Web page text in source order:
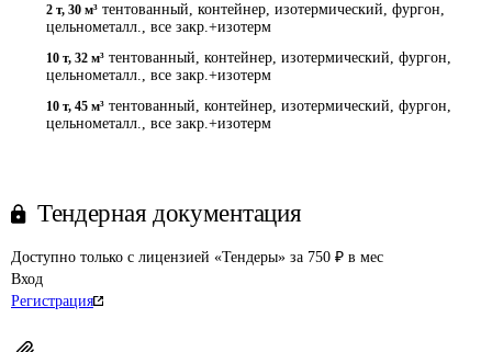
2 т, 30 м³ тентованный, контейнер, изотермический, фургон,
цельнометалл., все закр.+изотерм
10 т, 32 м³ тентованный, контейнер, изотермический, фургон,
цельнометалл., все закр.+изотерм
10 т, 45 м³ тентованный, контейнер, изотермический, фургон,
цельнометалл., все закр.+изотерм
Тендерная документация
Доступно только с лицензией «Тендеры» за 750 ₽ в мес
Вход
Регистрация